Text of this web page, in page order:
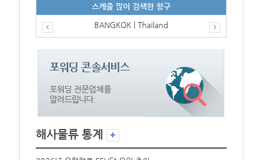
스케줄 많이 검색한 항구
BANGKOK | Thailand
해사물류 통계